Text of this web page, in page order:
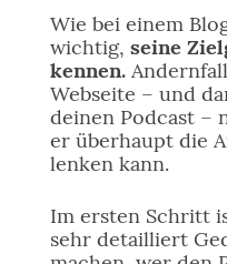
Wie bei einem
wichtig, seine
kennen.
Webseite – und
deinen Podcast –
er überhaupt die
lenken kann.
Im ersten Schritt
sehr detailliert